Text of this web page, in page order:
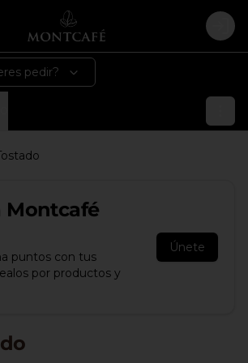
pedir?
Montcafé
puntos con tus
por productos y
Únete